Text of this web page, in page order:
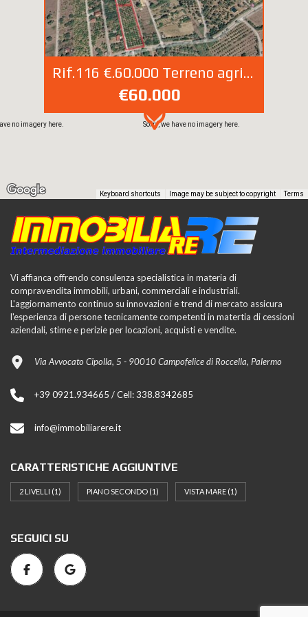
Sorry, we have no imagery here.
no imagery here.
Rif.116 €.60.000 Terreno agricolo panoramico – C/da Calzata, Campofelice di Roccella
€60.000
Keyboard shortcuts Image may be subject to copyright Terms
Vi affianca offrendo consulenza specialistica in materia di
compravendita immobili, urbani, commerciali e industriali.
L'aggiornamento continuo su innovazioni e trend di mercato assicura
l'esperienza di persone tecnicamente competenti in matertia di cessioni
aziendali, stime e perizie per locazioni, acquisti e vendite.
Via Avvocato Cipolla, 5 - 90010 Campofelice di Roccella, Palermo
+39 0921.934665 / Cell: 338.8342685
info@immobiliarere.it
CARATTERISTICHE AGGIUNTIVE
2 LIVELLI (1) PIANO SECONDO (1) VISTA MARE (1)
SEGUICI SU